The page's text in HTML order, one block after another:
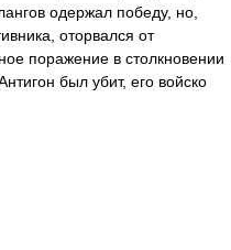
одержал победу, но,
оторвался от
поражение в столкновении
был убит, его войско